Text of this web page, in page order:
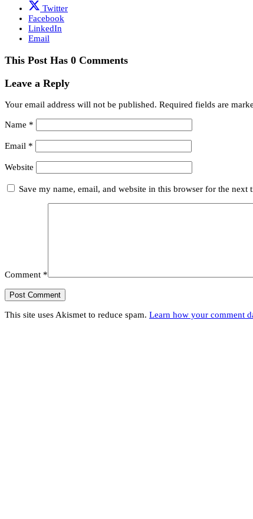
Twitter
Facebook
LinkedIn
Email
This Post Has 0 Comments
Leave a Reply
Your email address will not be published. Required fields are
Name *
Email *
Website
Save my name, email, and website in this browser for the next
Comment *
This site uses Akismet to reduce spam. Learn how your comment